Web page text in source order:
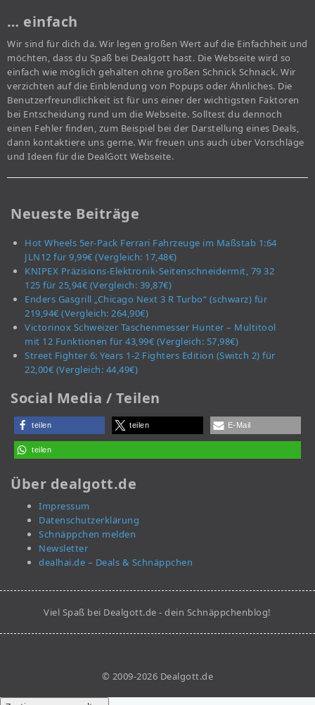
… einfach
Wir sind für dich da. Wir legen großen Wert auf die Einfachheit und
möchten, dass du Spaß bei Dealgott hast. Die Webseite wird so
einfach wie möglich gehalten ohne großen Schnick Schnack. Wir
verzichten auf die Einblendung von Popups oder Ähnliches. Die
Benutzerfreundlichkeit ist für uns einer der wichtigsten Faktoren
bei Entscheidung rund um die Webseite. Solltest du dennoch
einen Fehler finden, zum Beispiel bei der Darstellung eines Deals,
dann kontaktiere uns gerne. Wir freuen uns auch über Vorschläge
und Ideen für die DealGott Webseite.
Neueste Beiträge
Hot Wheels 5er-Pack Ferrari Fahrzeuge im Maßstab 1:64
JLN12 für 9,99€ (Vergleich: 17,48€)
KNIPEX Präzisions-Elektronik-Seitenschneidermit, 79 32
125 für 25,94€ (Vergleich: 39,87€)
Enders Gasgrill „Chicago Next 3 R Turbo“ (schwarz) für
219,94€ (Vergleich: 264,90€)
Victorinox Schweizer Taschenmesser Hunter – Multitool
mit 12 Funktionen für 43,99€ (Vergleich: 57,98€)
Street Fighter 6: Years 1-2 Fighters Edition (Switch 2) für
22,00€ (Vergleich: 44,49€)
Social Media / Teilen
teilen teilen E-Mail
teilen
Über dealgott.de
Impressum
Datenschutzerklärung
Schnäppchen melden
Newsletter
dealhai.de – Deals & Schnäppchen
Viel Spaß bei Dealgott.de - dein Schnäppchenblog!
© 2009-2026 Dealgott.de